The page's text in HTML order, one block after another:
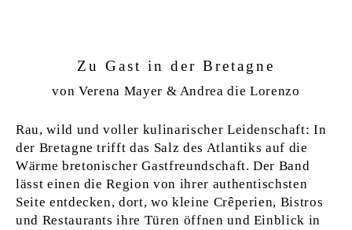
Zu Gast in der Bretagne
von Verena Mayer & Andrea die Lorenzo
Rau, wild und voller kulinarischer Leidenschaft: In
der Bretagne trifft das Salz des Atlantiks auf die
Wärme bretonischer Gastfreundschaft. Der Band
lässt einen die Region von ihrer authentischsten
Seite entdecken, dort, wo kleine Crêperien, Bistros
und Restaurants ihre Türen öffnen und Einblick in